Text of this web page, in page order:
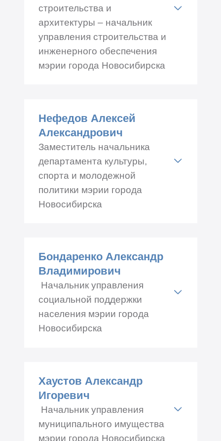
строительства и
архитектуры – начальник
управления строительства и
инженерного обеспечения
мэрии города Новосибирска
Телефон: +7 (383) 227-50-45
Нефедов Алексей
Александрович
Заместитель начальника
департамента культуры,
спорта и молодежной
политики мэрии города
Новосибирска
Телефон: +7 (383) 229-65-00
Бондаренко Александр
Владимирович
Начальник управления
социальной поддержки
населения мэрии города
Новосибирска
Телефон: +7 (383) 227-42-80
Хаустов Александр
Игоревич
Начальник управления
муниципального имущества
мэрии города Новосибирска